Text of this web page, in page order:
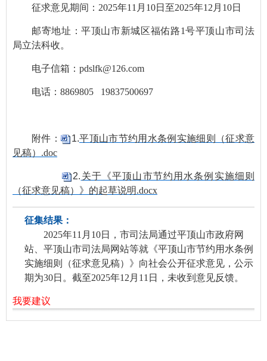
征求意见期间： 2025年11 月 10日至2025年12 月 10日
邮寄地址：平顶山市新城区福佑路1号平顶山市司法
局立法科收。
电子信箱： pdslfk@126.com
电话： 8869805 19837500697
附件： 1.平顶山市节约用水条例实施细则（征求意
见稿）.doc
2. 关于《平顶山市节约用水条例实施细则
（征求意见稿）》的起草说明.docx
征集结果：
2025年11月10日，市司法局通过平顶山市政府网
站、平顶山市司法局网站等就《平顶山市节约用水条例
实施细则（征求意见稿）》向社会公开征求意见，公示
期为30日。截至2025年12月11日，未收到意见反馈。
我要建议